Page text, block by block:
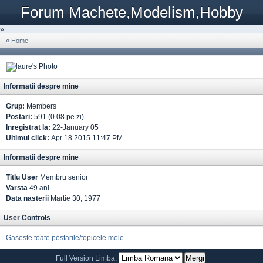
Forum Machete,Modelism,Hobby
»
« Home
Informatii despre mine
Grup: Members
Postari: 591 (0.08 pe zi)
Inregistrat la: 22-January 05
Ultimul click: Apr 18 2015 11:47 PM
Informatii despre mine
Titlu User Membru senior
Varsta 49 ani
Data nasterii Martie 30, 1977
User Controls
Gaseste toate postarile/topicele mele
Full Version Limba: